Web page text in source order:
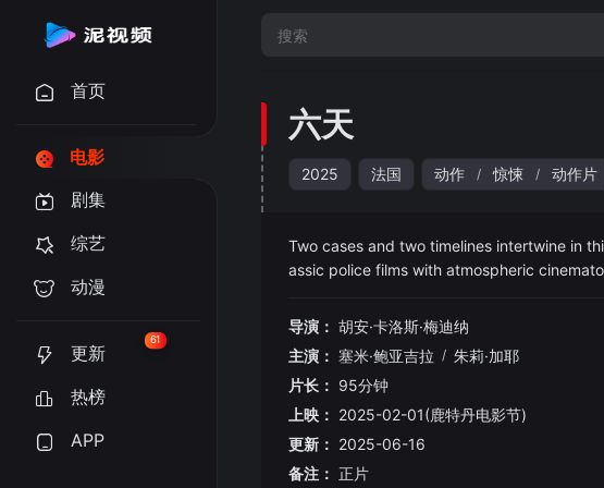
首页
电影
剧集
综艺
动漫
更新
61
热榜
APP
六天
2025 法国 动作 / 惊悚 / 动作片
Two cases and two timelines intertwine in
assic police films with atmospheric
导演： 胡安·卡洛斯·梅迪纳
主演： 塞米·鲍亚吉拉 / 朱莉·加耶
片长： 95分钟
上映： 2025-02-01(鹿特丹电影节)
更新： 2025-06-16
备注： 正片